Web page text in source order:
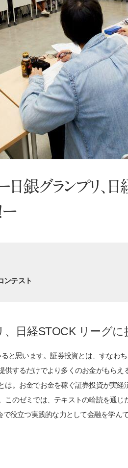
銀グランプリ、
ー
ンテスト
日経STOCK リーグに
と思います。証券投資とは、すなわ
するだけでより多くのお金がもら
。お金でお金を稼ぐ証券投資が実
のゼミでは、テキストの輪読を通
役立つ実践的な力として金融を学ん